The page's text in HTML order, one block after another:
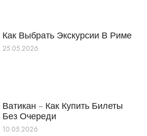
Как Выбрать Экскурсии В Риме
25.05.2026
Ватикан – Как Купить Билеты
Без Очереди
10.05.2026